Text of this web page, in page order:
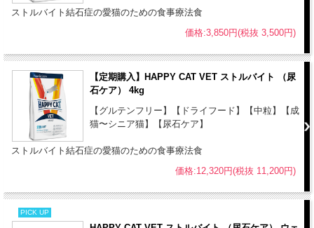
オメガ6脂肪酸 - 2.0 %
目標尿pH値：5.94
粒の大きさ：直径8.5〜12mm 厚み2.5〜3.5mm
原産国：ドイツ
【使用期間の目安】
●目標体重に達するまで
●体重の維持に必要であればその後も継続使用
●1週間に現体重の0.5~2％の最適な割合で体重が減少していることを
定期的に確認してください
●急激な減量や絶食は猫の肝リピドーシスの原因となるのでご注意く
ださい
ストルバイト結石症の愛猫のための食事療法食
価格:3,850円(税抜 3,500円)
【定期購入】HAPPY CAT VET ストルバイト （尿
石ケア） 4kg
【グルテンフリー】【ドライフード】【中粒】【成
猫〜シニア猫】【尿石ケア】
ストルバイト結石症の愛猫のための食事療法食
価格:12,320円(税抜 11,200円)
PICK UP